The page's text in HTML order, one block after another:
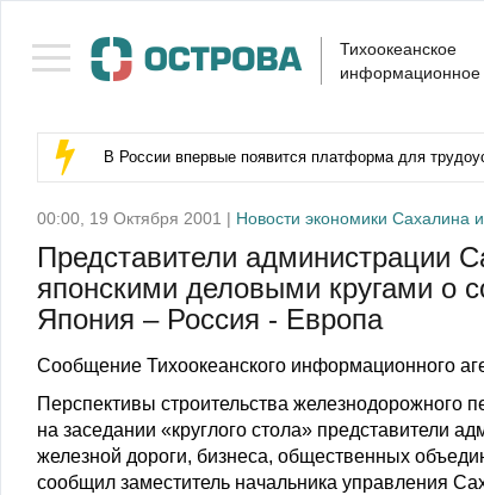
Тихоокеанское
информационное
В России впервые появится платформа для
00:00, 19 Октября 2001 | Новости экономики Сахалина
Представители администрации
японскими деловыми кругами о
Япония – Россия - Европа
Сообщение Тихоокеанского информационного
Перспективы строительства железнодорожного
на заседании «круглого стола» представители
железной дороги, бизнеса, общественных
сообщил заместитель начальника управления